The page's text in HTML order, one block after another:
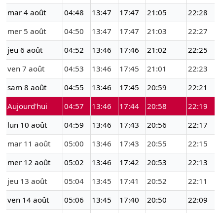
mar 4 août 04:48 13:47 17:47 21:05
22:28
mer 5 août
04:50 13:47 17:47 21:03
22:27
jeu 6 août
04:52 13:46 17:46 21:02
22:25
ven 7 août
04:53 13:46 17:45 21:01
22:23
sam 8 août
04:55 13:46 17:45 20:59
22:21
Aujourd'hui
04:57 13:46 17:44 20:58
22:19
lun 10 août
04:59 13:46 17:43 20:56
22:17
mar 11 août
05:00 13:46 17:43 20:55
22:15
mer 12 août
05:02 13:46 17:42 20:53
22:13
jeu 13 août
05:04 13:45 17:41 20:52
22:11
ven 14 août
05:06 13:45 17:40 20:50
22:09